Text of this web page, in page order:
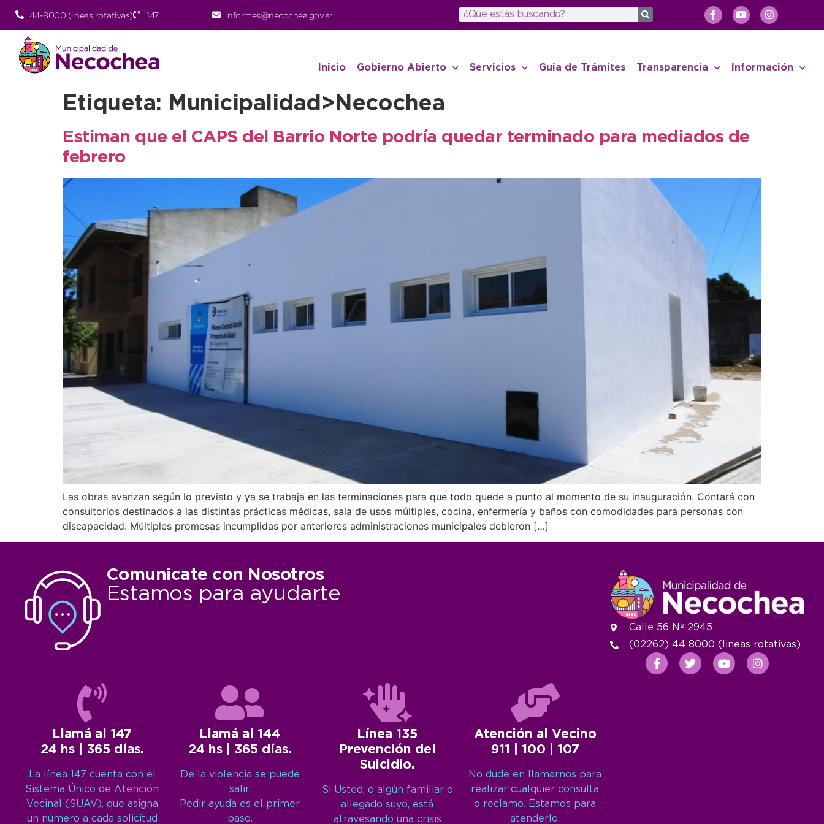
44-8000 (lineas rotativas) 147 informes@necochea.gov.ar
Inicio Gobierno Abierto Servicios Guia de Trámites Transparencia Información
Etiqueta: Municipalidad>Necochea
Estiman que el CAPS del Barrio Norte podría quedar terminado para mediados de
febrero
Las obras avanzan según lo previsto y ya se trabaja en las terminaciones para que todo quede a punto al momento de su inauguración. Contará con
consultorios destinados a las distintas prácticas médicas, sala de usos múltiples, cocina, enfermería y baños con comodidades para personas con
discapacidad. Múltiples promesas incumplidas por anteriores administraciones municipales debieron […]
Comunicate con Nosotros
Estamos para ayudarte
Llamá al 147
24 hs | 365 días.
La línea 147 cuenta con el
Sistema Único de Atención
Vecinal (SUAV), que asigna
un número a cada solicitud
Llamá al 144
24 hs | 365 días.
De la violencia se puede
salir.
Pedir ayuda es el primer
paso.
Línea 135
Prevención del
Suicidio.
Si Usted, o algún familiar o
allegado suyo, está
atravesando una crisis
Atención al Vecino
911 | 100 | 107
No dude en llamarnos para
realizar cualquier consulta
o reclamo. Estamos para
atenderlo.
Calle 56 Nº 2945
(02262) 44 8000 (lineas rotativas)